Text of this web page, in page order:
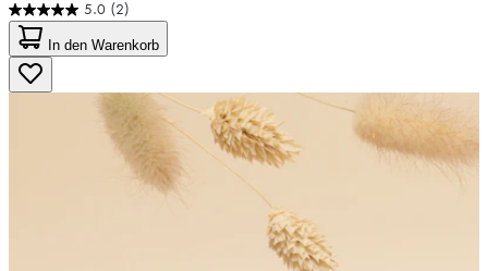
5.0 (2)
5.0
von
5
Sternen.
2
Bewertungen
In den Warenkorb